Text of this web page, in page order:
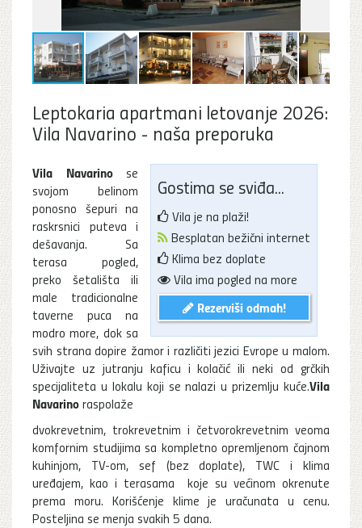
Leptokaria apartmani letovanje 2026:
Vila Navarino - naša preporuka
Gostima se sviđa...
Vila je na plaži!
Besplatan bežični internet
Klima bez doplate
Vila ima pogled na more
Rezerviši odmah!
Vila Navarinose
svojom belinom
ponosno šepuri na
raskrsnici puteva i
dešavanja. Sa
terasa pogled,
preko šetališta ili
male tradicionalne
taverne puca na
modro more, dok sa
svih strana dopire žamor i različiti jezici Evrope u malom.
Uživajte uz jutranju kaficu i kolačić ili neki od grčkih
specijaliteta u lokalu koji se nalazi u prizemlju kuće.Vila
Navarinoraspolaže
dvokrevetnim, trokrevetnim i četvorokrevetnim veoma
komfornim studijima sa kompletno opremljenom čajnom
kuhinjom, TV-om, sef (bez doplate), TWC i klima
uređajem, kao i terasama koje su većinom okrenute
prema moru. Korišćenje klime je uračunata u cenu.
Posteljina se menja svakih 5 dana.